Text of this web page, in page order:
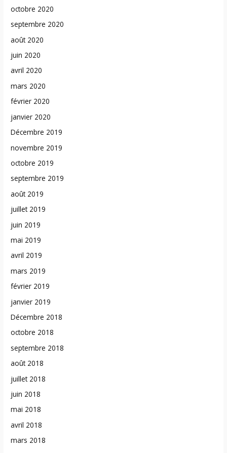
octobre 2020
septembre 2020
août 2020
juin 2020
avril 2020
mars 2020
février 2020
janvier 2020
Décembre 2019
novembre 2019
octobre 2019
septembre 2019
août 2019
juillet 2019
juin 2019
mai 2019
avril 2019
mars 2019
février 2019
janvier 2019
Décembre 2018
octobre 2018
septembre 2018
août 2018
juillet 2018
juin 2018
mai 2018
avril 2018
mars 2018